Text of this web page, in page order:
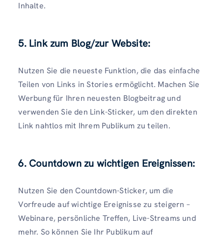
Inhalte.
5. Link zum Blog/zur Website:
Nutzen Sie die neueste Funktion, die das einfache
Teilen von Links in Stories ermöglicht. Machen Sie
Werbung für Ihren neuesten Blogbeitrag und
verwenden Sie den Link-Sticker, um den direkten
Link nahtlos mit Ihrem Publikum zu teilen.
6. Countdown zu wichtigen Ereignissen:
Nutzen Sie den Countdown-Sticker, um die
Vorfreude auf wichtige Ereignisse zu steigern –
Webinare, persönliche Treffen, Live-Streams und
mehr. So können Sie Ihr Publikum auf